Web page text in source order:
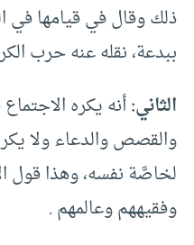
ذلك وقال في قيامها
ببدعة، نقله عنه حرب
الثاني:أنه يكره
والقصص والدعاء ولا
لخاصَّة نفسه، وهذا قول
وفقيههم وعالمهم .